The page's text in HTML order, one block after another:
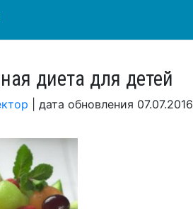
диета для детей
дата обновления 07.07.2016